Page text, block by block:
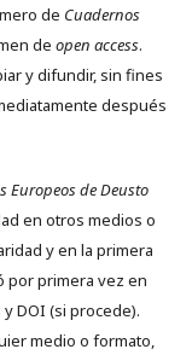
de Cuadernos
de open access.
y difundir, sin fines
después
Europeos de Deusto
en otros medios o
y en la primera
por primera vez en
DOI (si procede).
medio o formato,